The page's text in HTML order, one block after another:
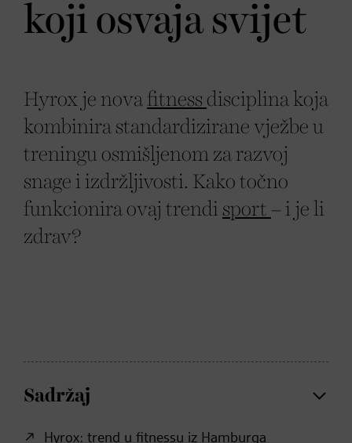
koji osvaja svijet
Hyrox je nova fitness disciplina koja
kombinira standardizirane vježbe u
treningu osmišljenom za razvoj
snage i izdržljivosti. Kako točno
funkcionira ovaj trendi sport – i je li
zdrav?
Sadržaj
Hyrox: trend u fitnessu iz Hamburga